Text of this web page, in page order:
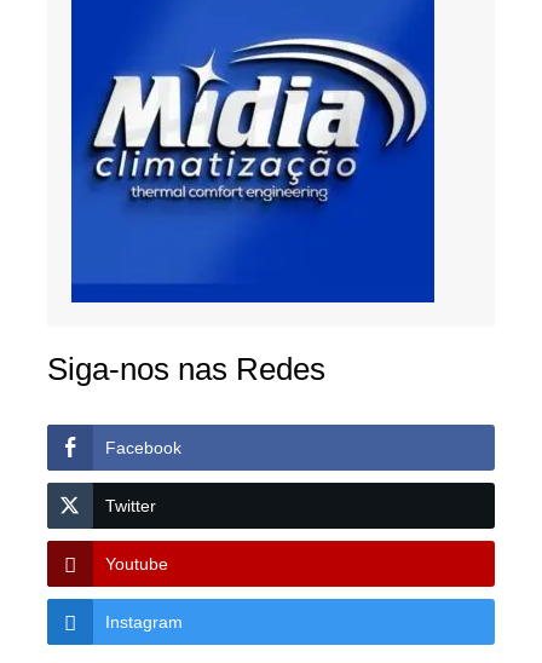
Siga-nos nas Redes
Facebook
Twitter
Youtube
Instagram